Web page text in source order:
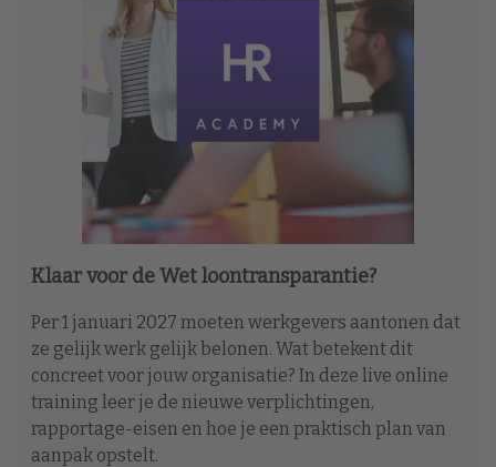
Klaar voor de Wet loontransparantie?
Per 1 januari 2027 moeten werkgevers aantonen dat
ze gelijk werk gelijk belonen. Wat betekent dit
concreet voor jouw organisatie? In deze live online
training leer je de nieuwe verplichtingen,
rapportage-eisen en hoe je een praktisch plan van
aanpak opstelt.